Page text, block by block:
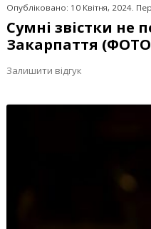
Опубліковано: 10 Квітня, 2024.
Сумні звістки не
Закарпаття
Залишити відгук